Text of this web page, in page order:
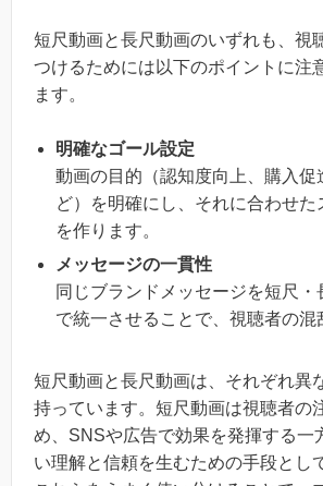
短尺動画と長尺動画のいずれも、視
つけるためには以下のポイントに注
ます。
明確なゴール設定
動画の目的（認知度向上、購入促
ど）を明確にし、それに合わせた
を作ります。
メッセージの一貫性
同じブランドメッセージを短尺
で統一させることで、視聴者の混
短尺動画と長尺動画は、それぞれ異
持っています。短尺動画は視聴者の
め、SNSや広告で効果を発揮する一
い理解と信頼を生むための手段とし